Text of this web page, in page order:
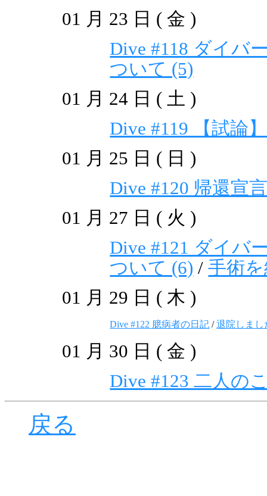
01 月 23 日 ( 金 )
Dive #118 ダイバ
ついて (5)
01 月 24 日 ( 土 )
Dive #119 【試論
01 月 25 日 ( 日 )
Dive #120 帰還宣
01 月 27 日 ( 火 )
Dive #121 ダイバ
ついて (6)
手術
01 月 29 日 ( 木 )
Dive #122 臆病者の日記 退院しまし
01 月 30 日 ( 金 )
Dive #123 二人の
戻る